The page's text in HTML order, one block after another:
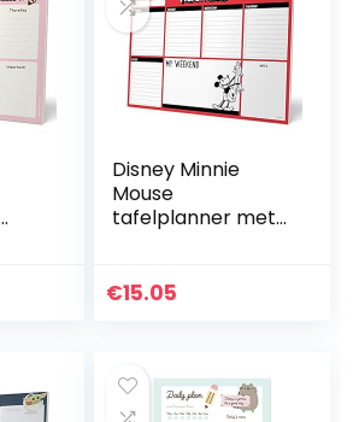
Disney Minnie
Mouse
tafelplanner met
scheuren, ideaal
€15.05